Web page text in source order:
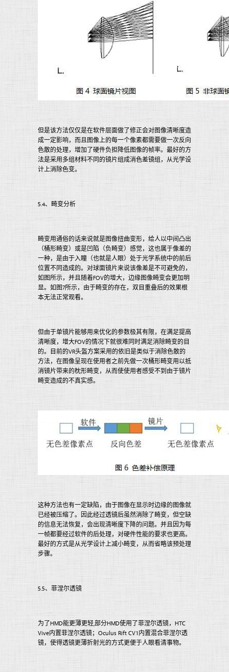
但是该方法仅仅是在软件层面做了修正会对图像清晰度造
成一定影响，而且图像上的每一个像素都需要做一次反向
色散的处理，增加了硬件负担降低图像的帧率。最好的方
法是采用多组材料不同的镜片组成消色差镜组，从光学设
计上消除色变。
5.4、畸变分析
畸变用通俗的话来说就是图像扭曲变形，给人以中间凸出
（桶形畸变）或是凹陷（负畸变）感觉，这也属于像差的
一种，是由于入瞳（也就是人眼）处于光学系统中的前后
位置不同造成的。对球面镜片来说该像差是不可避免的，
如图所示，并且随着FOV的增大，边缘图像畸变会更加明
显。如图7所示，由于畸变的存在，双目重叠后的效果根
本无法正常观看。
但由于单镜片能够用来优化的参数极其有限，在满足提高
清晰度，增大FOV的情况下就很难同时满足消除畸变的目
的。目前的VR头盔方案采用的依旧是类似于消除色散的
方法，在图像呈现在使用者之前先做一次桶形畸变用以抵
消镜片带来的枕形畸变，从而使使用者感受不到由于镜片
畸变造成的不真实感。
这种方法也有一定缺陷，由于图像在显示时边缘的图像就
已经被压缩了。因此经过透镜后虽然消除了畸变，但空缺
的信息无法恢复，会出现清晰度下降的问题。并且因为每
一帧都要经过软件的后处理，对硬件性能的要求也更高。
最好的方式是从光学设计上减小畸变，从而省略该预处理
步骤。
5.5、菲涅尔透镜
为了HMD能更薄更轻,部分HMD使用了菲涅尔透镜，HTC
Vive内置菲涅尔透镜；Oculus Rift CV1内置混合菲涅尔透
镜，使得透镜更薄折射光的方式更便于人眼看清事物。